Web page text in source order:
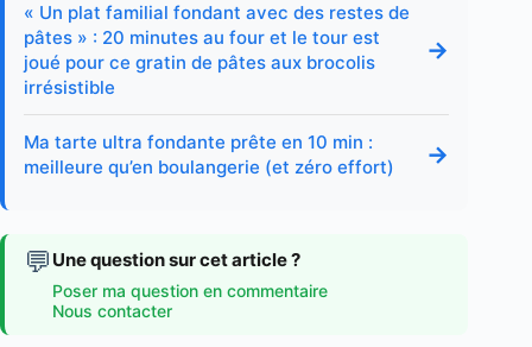
« Un plat familial fondant avec des restes de
pâtes » : 20 minutes au four et le tour est
joué pour ce gratin de pâtes aux brocolis
irrésistible
→
Ma tarte ultra fondante prête en 10 min :
meilleure qu’en boulangerie (et zéro effort)
→
💬 Une question sur cet article ?
Poser ma question en commentaire
Nous contacter